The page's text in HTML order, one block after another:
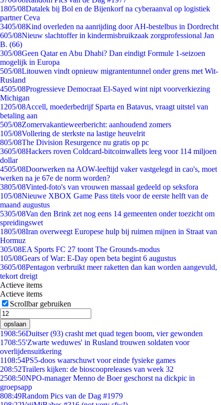
1805/08Datalek bij Bol en de Bijenkorf na cyberaanval op logistiek
partner Ceva
3405/08Kind overleden na aanrijding door AH-bestelbus in Dordrecht
605/08Nieuw slachtoffer in kindermisbruikzaak zorgprofessional Jan
B. (66)
305/08Geen Qatar en Abu Dhabi? Dan eindigt Formule 1-seizoen
mogelijk in Europa
505/08Litouwen vindt opnieuw migrantentunnel onder grens met Wit-
Rusland
4505/08Progressieve Democraat El-Sayed wint nipt voorverkiezing
Michigan
1205/08Accell, moederbedrijf Sparta en Batavus, vraagt uitstel van
betaling aan
505/08Zomervakantieweerbericht: aanhoudend zomers
105/08Vollering de sterkste na lastige heuvelrit
805/08The Division Resurgence nu gratis op pc
3605/08Hackers roven Coldcard-bitcoinwallets leeg voor 114 miljoen
dollar
4505/08Doorwerken na AOW-leeftijd vaker vastgelegd in cao's, moet
werken na je 67e de norm worden?
3805/08Vinted-foto's van vrouwen massaal gedeeld op seksfora
105/08Nieuwe XBOX Game Pass titels voor de eerste helft van de
maand augustus
5305/08Van den Brink zet nog eens 14 gemeenten onder toezicht om
spreidingswet
1805/08Iran overweegt Europese hulp bij ruimen mijnen in Straat van
Hormuz
305/08EA Sports FC 27 toont The Grounds-modus
105/08Gears of War: E-Day open beta begint 6 augustus
3605/08Pentagon verbruikt meer raketten dan kan worden aangevuld,
tekort dreigt
Actieve items
Actieve items
Scrollbar gebruiken
opslaan
1908:56Duitser (93) crasht met quad tegen boom, vier gewonden
1708:55'Zwarte weduwes' in Rusland trouwen soldaten voor
overlijdensuitkering
1108:54PS5-doos waarschuwt voor einde fysieke games
208:52Trailers kijken: de bioscoopreleases van week 32
2508:50NPO-manager Menno de Boer geschorst na dickpic in
groepsapp
808:49Random Pics van de Dag #1979